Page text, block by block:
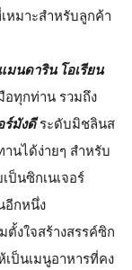
หมาะสำหรับลูกค้า
มนดาริน โอเรียน
ทุกท่าน รวมถึง
ร์มังดี ระดับมิชลินส
นได้ง่ายๆ สำหรับ
ป็นซิกเนเจอร์
อีกหนึ่ง
งใจสร้างสรรค์ซิก
ป็นเมนูอาหารที่คง